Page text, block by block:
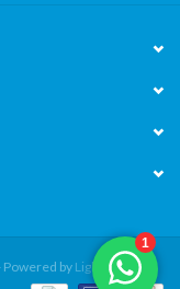
by Lightspeed